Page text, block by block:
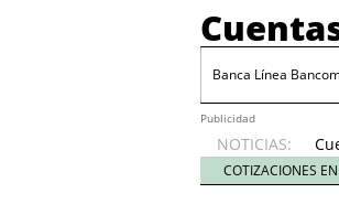
Banca Línea
Publicidad
NOTICIAS:
COTIZACIONES